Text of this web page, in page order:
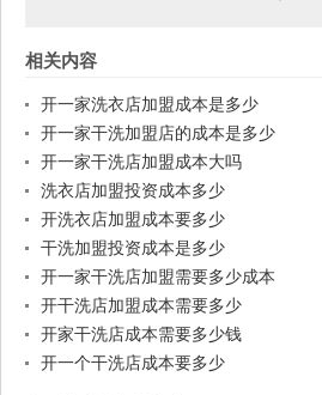
相关内容
开一家洗衣店加盟成本是多少
开一家干洗加盟店的成本是多少
开一家干洗店加盟成本大吗
洗衣店加盟投资成本多少
开洗衣店加盟成本要多少
干洗加盟投资成本是多少
开一家干洗店加盟需要多少成本
开干洗店加盟成本需要多少
开家干洗店成本需要多少钱
开一个干洗店成本要多少